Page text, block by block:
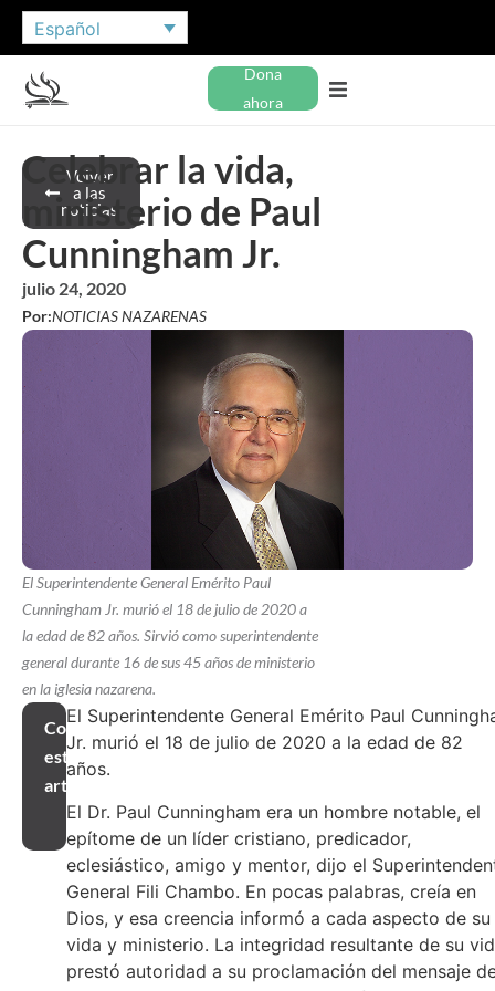
Español
Dona
ahora
Volver
a las
noticias
Celebrar la vida,
ministerio de Paul
Cunningham Jr.
julio 24, 2020
Por:NOTICIAS NAZARENAS
El Superintendente General Emérito Paul
Cunningham Jr. murió el 18 de julio de 2020 a
la edad de 82 años. Sirvió como superintendente
general durante 16 de sus 45 años de ministerio
en la iglesia nazarena.
Compartir
este
artículo
El Superintendente General Emérito Paul
Jr. murió el 18 de julio de 2020 a la edad de 82
años.
El Dr. Paul Cunningham era un hombre notable, el
epítome de un líder cristiano, predicador,
eclesiástico, amigo y mentor, dijo el
General Fili Chambo. En pocas palabras, creía en
Dios, y esa creencia informó a cada aspecto de su
vida y ministerio. La integridad resultante de su
prestó autoridad a su proclamación del mensaje